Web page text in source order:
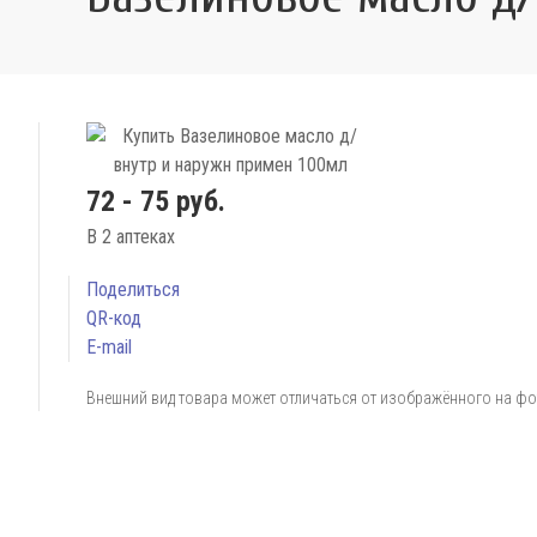
72 - 75 руб.
В 2 аптеках
Поделиться
QR-код
E-mail
Внешний вид товара может отличаться от изображённого на